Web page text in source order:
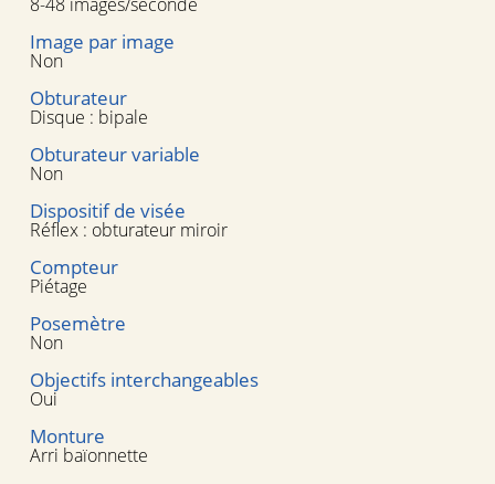
Image par image
Non
Obturateur
Disque : bipale
Obturateur variable
Non
Dispositif de visée
Réflex : obturateur miroir
Compteur
Piétage
Posemètre
Non
Objectifs interchangeables
Oui
Monture
Arri baïonnette